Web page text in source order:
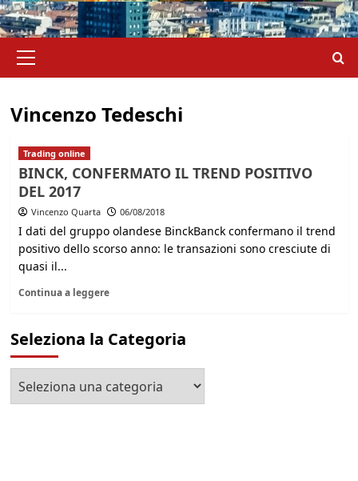
principale
Vincenzo Tedeschi
Trading online
BINCK, CONFERMATO IL TREND POSITIVO
DEL 2017
Vincenzo Quarta 06/08/2018
I dati del gruppo olandese BinckBanck confermano il trend
positivo dello scorso anno: le transazioni sono cresciute di
quasi il...
Continua a leggere
Seleziona la Categoria
la